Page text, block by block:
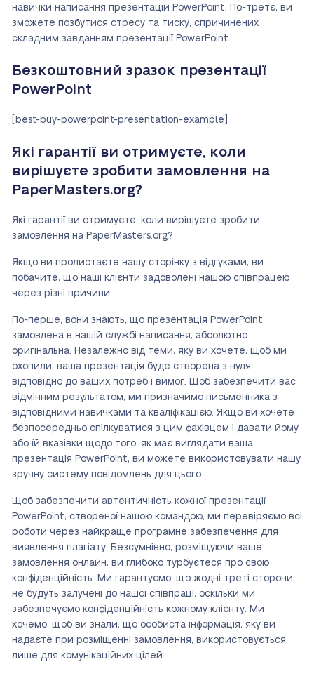
навички написання презентацій PowerPoint. По-третє, ви
зможете позбутися стресу та тиску, спричинених
складним завданням презентації PowerPoint.
Безкоштовний зразок презентації
PowerPoint
[best-buy-powerpoint-presentation-example]
Які гарантії ви отримуєте, коли
вирішуєте зробити замовлення на
PaperMasters.org?
Які гарантії ви отримуєте, коли вирішуєте зробити
замовлення на PaperMasters.org?
Якщо ви пролистаєте нашу сторінку з відгуками, ви
побачите, що наші клієнти задоволені нашою співпрацею
через різні причини.
По-перше, вони знають, що презентація PowerPoint,
замовлена в нашій службі написання, абсолютно
оригінальна. Незалежно від теми, яку ви хочете, щоб ми
охопили, ваша презентація буде створена з нуля
відповідно до ваших потреб і вимог. Щоб забезпечити вас
відмінним результатом, ми призначимо письменника з
відповідними навичками та кваліфікацією. Якщо ви хочете
безпосередньо спілкуватися з цим фахівцем і давати йому
або їй вказівки щодо того, як має виглядати ваша
презентація PowerPoint, ви можете використовувати нашу
зручну систему повідомлень для цього.
Щоб забезпечити автентичність кожної презентації
PowerPoint, створеної нашою командою, ми перевіряємо всі
роботи через найкраще програмне забезпечення для
виявлення плагіату. Безсумнівно, розміщуючи ваше
замовлення онлайн, ви глибоко турбуєтеся про свою
конфіденційність. Ми гарантуємо, що жодні треті сторони
не будуть залучені до нашої співпраці, оскільки ми
забезпечуємо конфіденційність кожному клієнту. Ми
хочемо, щоб ви знали, що особиста інформація, яку ви
надаєте при розміщенні замовлення, використовується
лише для комунікаційних цілей.